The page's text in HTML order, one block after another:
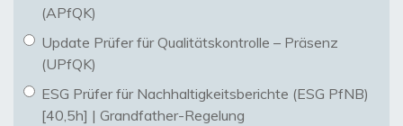
(APfQK)
Update Prüfer für Qualitätskontrolle – Präsenz
(UPfQK)
ESG Prüfer für Nachhaltigkeitsberichte (ESG PfNB)
[40,5h] | Grandfather-Regelung